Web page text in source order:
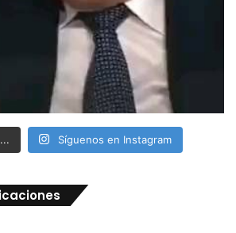
Síguenos en Instagram